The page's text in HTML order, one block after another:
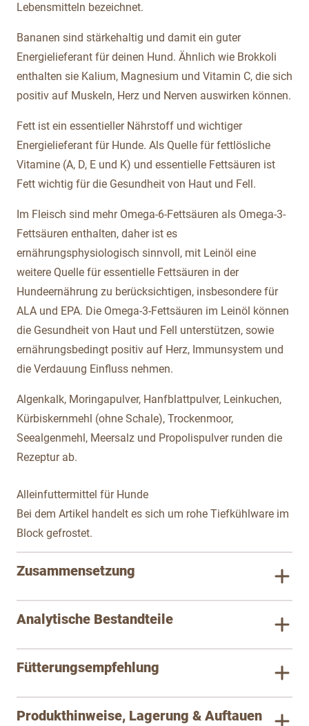
Lebensmitteln bezeichnet.
Bananen sind stärkehaltig und damit ein guter
Energielieferant für deinen Hund. Ähnlich wie Brokkoli
enthalten sie Kalium, Magnesium und Vitamin C, die sich
positiv auf Muskeln, Herz und Nerven auswirken können.
Fett ist ein essentieller Nährstoff und wichtiger
Energielieferant für Hunde. Als Quelle für fettlösliche
Vitamine (A, D, E und K) und essentielle Fettsäuren ist
Fett wichtig für die Gesundheit von Haut und Fell.
Im Fleisch sind mehr Omega-6-Fettsäuren als Omega-3-
Fettsäuren enthalten, daher ist es
ernährungsphysiologisch sinnvoll, mit Leinöl eine
weitere Quelle für essentielle Fettsäuren in der
Hundeernährung zu berücksichtigen, insbesondere für
ALA und EPA. Die Omega-3-Fettsäuren im Leinöl können
die Gesundheit von Haut und Fell unterstützen, sowie
ernährungsbedingt positiv auf Herz, Immunsystem und
die Verdauung Einfluss nehmen.
Algenkalk, Moringapulver, Hanfblattpulver, Leinkuchen,
Kürbiskernmehl (ohne Schale), Trockenmoor,
Seealgenmehl, Meersalz und Propolispulver runden die
Rezeptur ab.
Alleinfuttermittel für Hunde
Bei dem Artikel handelt es sich um rohe Tiefkühlware im
Block gefrostet.
Zusammensetzung
Analytische Bestandteile
Fütterungsempfehlung
Produkthinweise, Lagerung & Auftauen